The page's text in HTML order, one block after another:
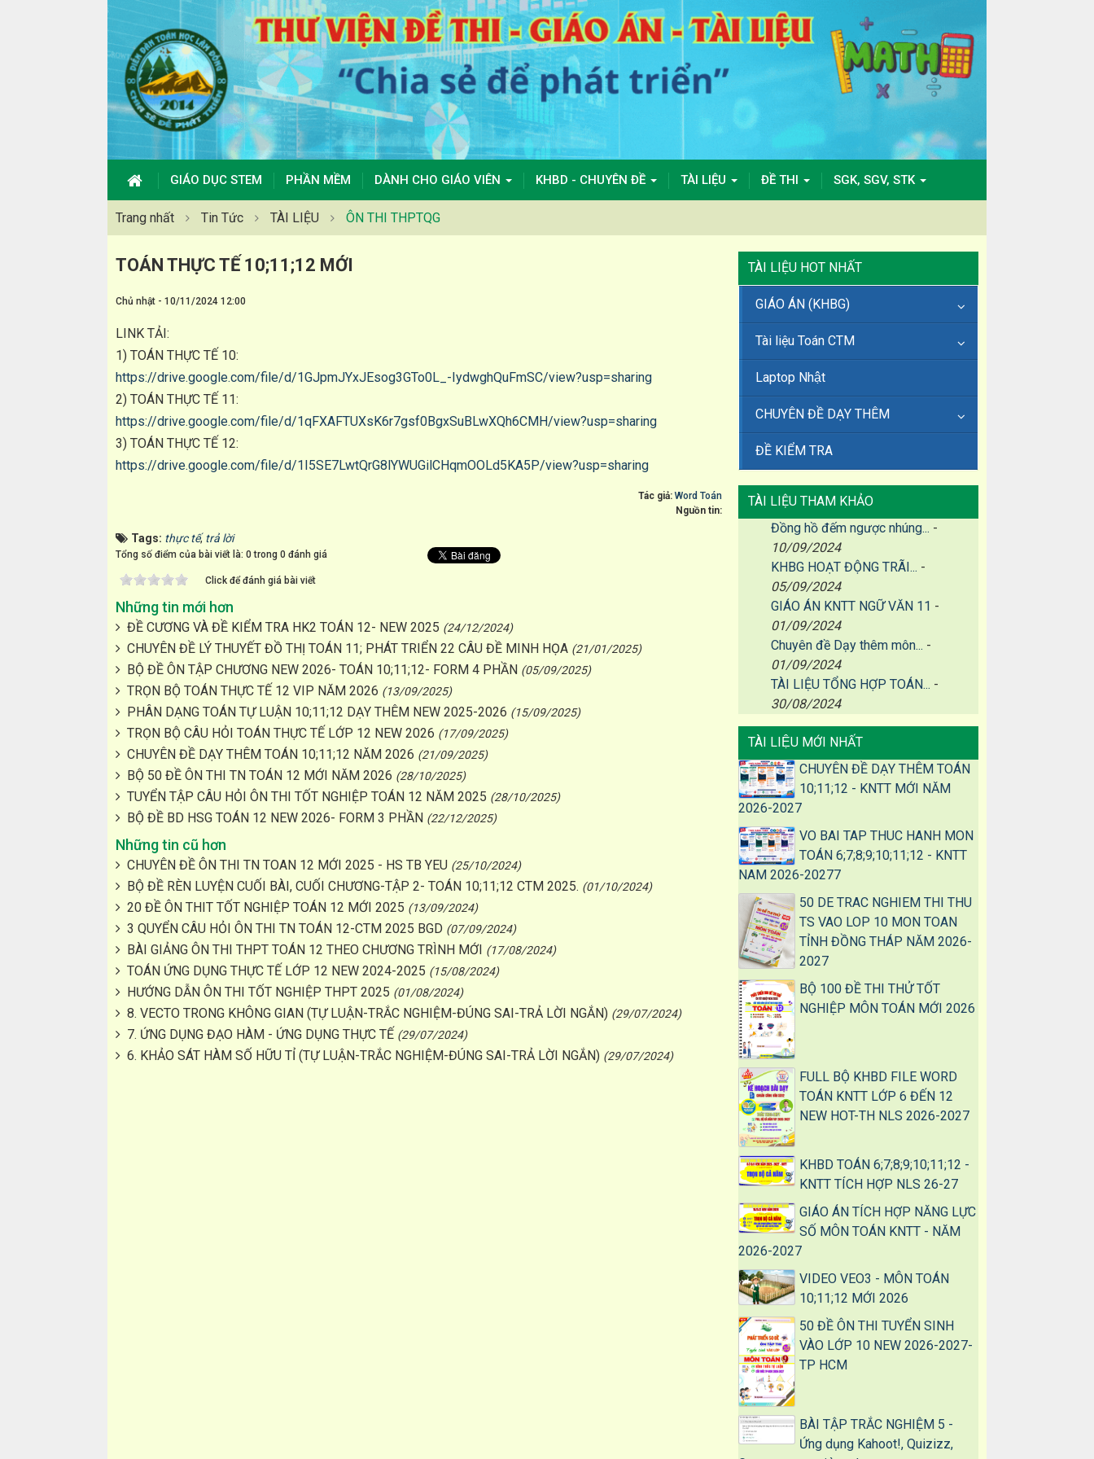
GIÁO DỤC STEM PHẦN MỀM DÀNH CHO GIÁO VIÊN KHBD - CHUYÊN ĐỀ TÀI LIỆU ĐỀ THI SGK, SGV, STK
Trang nhất Tin Tức TÀI LIỆU ÔN THI THPTQG
TOÁN THỰC TẾ 10;11;12 MỚI
Chủ nhật - 10/11/2024 12:00
LINK TẢI:
1) TOÁN THỰC TẾ 10:
https://drive.google.com/file/d/1GJpmJYxJEsog3GTo0L_-IydwghQuFmSC/view?usp=sharing
2) TOÁN THỰC TẾ 11:
https://drive.google.com/file/d/1qFXAFTUXsK6r7gsf0BgxSuBLwXQh6CMH/view?usp=sharing
3) TOÁN THỰC TẾ 12:
https://drive.google.com/file/d/1I5SE7LwtQrG8lYWUGilCHqmOOLd5KA5P/view?usp=sharing
Tác giả: Word Toán
Nguồn tin:
Tags: thực tế,trả lời
Tổng số điểm của bài viết là: 0 trong 0 đánh giá
Click để đánh giá bài viết
Những tin mới hơn
ĐỀ CƯƠNG VÀ ĐỀ KIỂM TRA HK2 TOÁN 12- NEW 2025 (24/12/2024)
CHUYÊN ĐỀ LÝ THUYẾT ĐỒ THỊ TOÁN 11; PHÁT TRIỂN 22 CÂU ĐỀ MINH HỌA (21/01/2025)
BỘ ĐỀ ÔN TẬP CHƯƠNG NEW 2026- TOÁN 10;11;12- FORM 4 PHẦN (05/09/2025)
TRỌN BỘ TOÁN THỰC TẾ 12 VIP NĂM 2026 (13/09/2025)
PHÂN DẠNG TOÁN TỰ LUẬN 10;11;12 DẠY THÊM NEW 2025-2026 (15/09/2025)
TRỌN BỘ CÂU HỎI TOÁN THỰC TẾ LỚP 12 NEW 2026 (17/09/2025)
CHUYÊN ĐỀ DẠY THÊM TOÁN 10;11;12 NĂM 2026 (21/09/2025)
BỘ 50 ĐỀ ÔN THI TN TOÁN 12 MỚI NĂM 2026 (28/10/2025)
TUYỂN TẬP CÂU HỎI ÔN THI TỐT NGHIỆP TOÁN 12 NĂM 2025 (28/10/2025)
BỘ ĐỀ BD HSG TOÁN 12 NEW 2026- FORM 3 PHẦN (22/12/2025)
Những tin cũ hơn
CHUYÊN ĐỀ ÔN THI TN TOAN 12 MỚI 2025 - HS TB YEU (25/10/2024)
BỘ ĐỀ RÈN LUYỆN CUỐI BÀI, CUỐI CHƯƠNG-TẬP 2- TOÁN 10;11;12 CTM 2025. (01/10/2024)
20 ĐỀ ÔN THIT TỐT NGHIỆP TOÁN 12 MỚI 2025 (13/09/2024)
3 QUYỂN CÂU HỎI ÔN THI TN TOÁN 12-CTM 2025 BGD (07/09/2024)
BÀI GIẢNG ÔN THI THPT TOÁN 12 THEO CHƯƠNG TRÌNH MỚI (17/08/2024)
TOÁN ỨNG DỤNG THỰC TẾ LỚP 12 NEW 2024-2025 (15/08/2024)
HƯỚNG DẪN ÔN THI TỐT NGHIỆP THPT 2025 (01/08/2024)
8. VECTO TRONG KHÔNG GIAN (TỰ LUẬN-TRẮC NGHIỆM-ĐÚNG SAI-TRẢ LỜI NGẮN) (29/07/2024)
7. ỨNG DỤNG ĐẠO HÀM - ỨNG DỤNG THỰC TẾ (29/07/2024)
6. KHẢO SÁT HÀM SỐ HỮU TỈ (TỰ LUẬN-TRẮC NGHIỆM-ĐÚNG SAI-TRẢ LỜI NGẮN) (29/07/2024)
TÀI LIỆU HOT NHẤT
GIÁO ÁN (KHBG)
Tài liệu Toán CTM
Laptop Nhật
CHUYÊN ĐỀ DẠY THÊM
ĐỀ KIỂM TRA
TÀI LIỆU THAM KHẢO
Đồng hồ đếm ngược nhúng... -
10/09/2024
KHBG HOẠT ĐỘNG TRÃI... -
05/09/2024
GIÁO ÁN KNTT NGỮ VĂN 11 -
01/09/2024
Chuyên đề Dạy thêm môn... -
01/09/2024
TÀI LIỆU TỔNG HỢP TOÁN... -
30/08/2024
TÀI LIỆU MỚI NHẤT
CHUYÊN ĐỀ DẠY THÊM TOÁN
10;11;12 - KNTT MỚI NĂM
2026-2027
VO BAI TAP THUC HANH MON
TOÁN 6;7;8;9;10;11;12 - KNTT
NAM 2026-20277
50 DE TRAC NGHIEM THI THU
TS VAO LOP 10 MON TOAN
TỈNH ĐỒNG THÁP NĂM 2026-
2027
BỘ 100 ĐỀ THI THỬ TỐT
NGHIỆP MÔN TOÁN MỚI 2026
FULL BỘ KHBD FILE WORD
TOÁN KNTT LỚP 6 ĐẾN 12
NEW HOT-TH NLS 2026-2027
KHBD TOÁN 6;7;8;9;10;11;12 -
KNTT TÍCH HỢP NLS 26-27
GIÁO ÁN TÍCH HỢP NĂNG LỰC
SỐ MÔN TOÁN KNTT - NĂM
2026-2027
VIDEO VEO3 - MÔN TOÁN
10;11;12 MỚI 2026
50 ĐỀ ÔN THI TUYỂN SINH
VÀO LỚP 10 NEW 2026-2027-
TP HCM
BÀI TẬP TRẮC NGHIỆM 5 -
Ứng dụng Kahoot!, Quizizz,